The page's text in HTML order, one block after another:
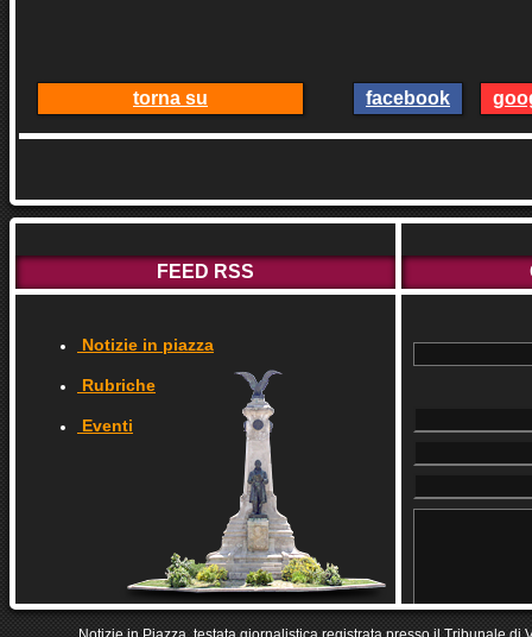
torna su facebook
FEED RSS
Notizie in piazza
Rubriche
Eventi